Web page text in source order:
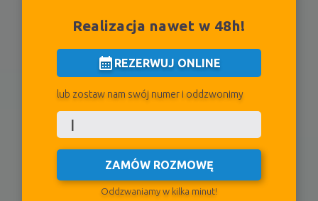
Realizacja nawet w 48h!
calendar_monthREZERWUJ ONLINE
lub zostaw nam swój numer i oddzwonimy
ZAMÓW ROZMOWĘ
Oddzwaniamy w kilka minut!